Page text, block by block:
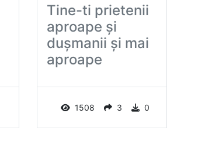
Tine-ti prietenii
aproape şi
duşmanii şi mai
aproape
1508 3 0